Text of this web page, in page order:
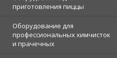
приготовления пиццы
Оборудование для
профессиональных химчисток
и прачечных